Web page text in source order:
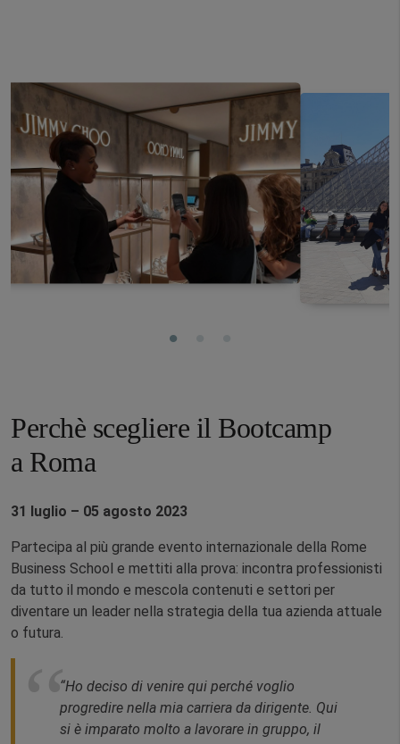
Perchè scegliere il Bootcamp
a Roma
31 luglio – 05 agosto 2023
Partecipa al più grande evento internazionale della Rome
Business School e mettiti alla prova: incontra professionisti
da tutto il mondo e mescola contenuti e settori per
diventare un leader nella strategia della tua azienda attuale
o futura.
“Ho deciso di venire qui perché voglio
progredire nella mia carriera da dirigente. Qui
si è imparato molto a lavorare in gruppo, il